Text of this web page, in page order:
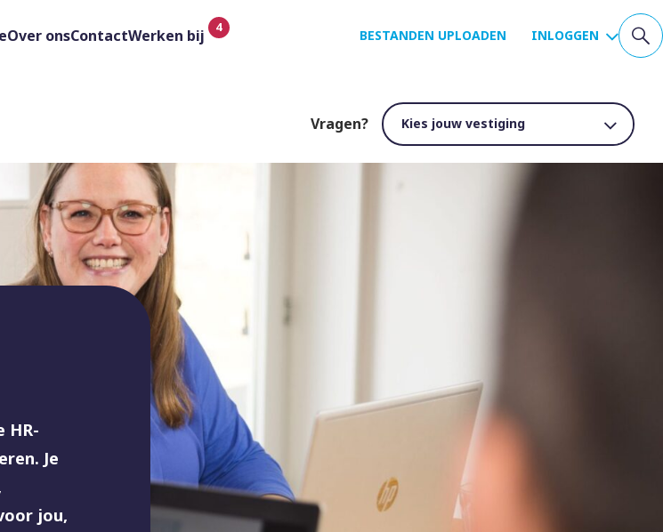
Over onsContactWerken bij BESTANDEN UPLOADEN INLOGGEN
Vragen?
HR-
Je
jou,